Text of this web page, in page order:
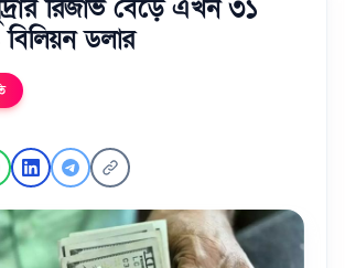
রিজার্ভ বেড়ে এখন ৩১
ডলার